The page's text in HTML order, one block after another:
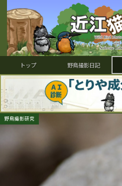
トップ 野鳥撮影日記
野鳥撮影研究